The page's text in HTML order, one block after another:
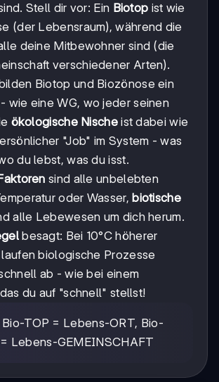
Stell dir vor: Ein Biotop ist wie
(der Lebensraum), während die
deine Mitbewohner sind (die
verschiedener Arten).
Biotop und Biozönose ein
- wie eine WG, wo jeder seinen
ökologische Nischeist dabei wie
"Job" im System - was
du lebst, was du isst.
sind alle unbelebten
oder Wasser, biotische
alle Lebewesen um dich herum.
besagt: Bei 10°C höherer
biologische Prozesse
ab - wie bei einem
du auf "schnell" stellst!
Bio-TOP = Lebens-ORT, Bio-
Lebens-GEMEINSCHAFT